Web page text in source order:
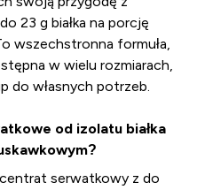
23 g białka na porcję
wszechstronna formuła,
w wielu rozmiarach,
do własnych potrzeb.
od izolatu białka
serwatkowy z do